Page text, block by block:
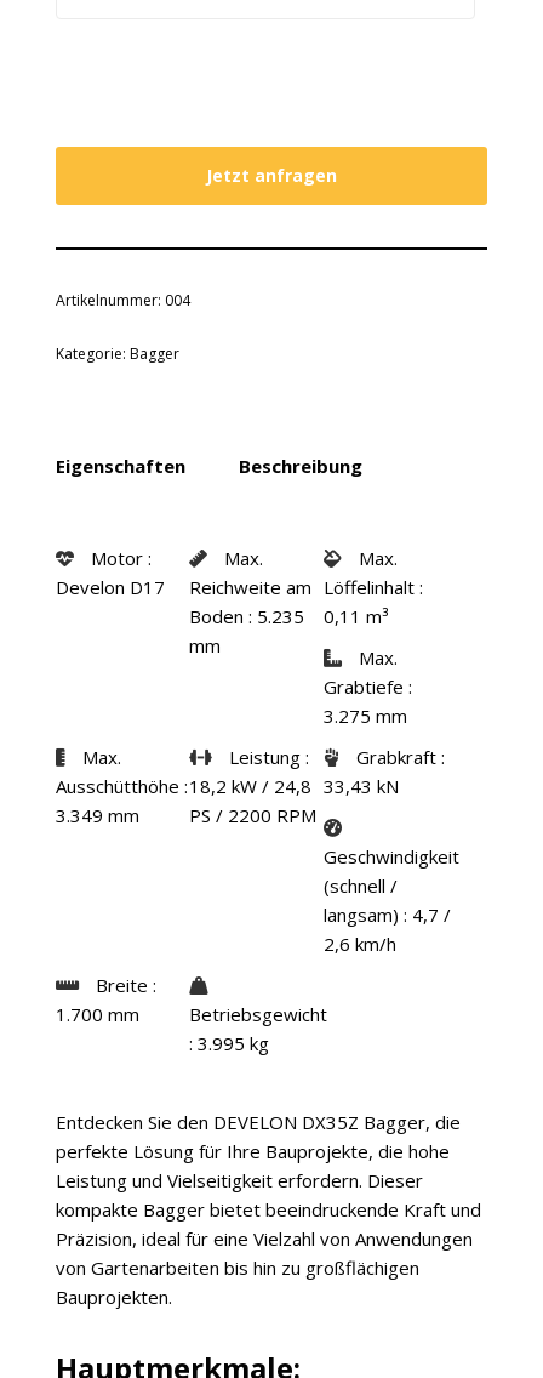
Jetzt anfragen
Artikelnummer: 004
Kategorie:Bagger
Eigenschaften Beschreibung
Motor :
Develon D17
Max.
Reichweite am
Boden : 5.235
mm
Max.
Löffelinhalt :
0,11 m³
Max.
Grabtiefe :
3.275 mm
Max.
Ausschütthöhe :
3.349 mm
Leistung :
18,2 kW / 24,8
PS / 2200 RPM
Grabkraft :
33,43 kN
Geschwindigkeit
(schnell /
langsam) : 4,7 /
2,6 km/h
Breite :
1.700 mm
Betriebsgewicht
: 3.995 kg
Entdecken Sie den DEVELON DX35Z Bagger, die
perfekte Lösung für Ihre Bauprojekte, die hohe
Leistung und Vielseitigkeit erfordern. Dieser
kompakte Bagger bietet beeindruckende Kraft und
Präzision, ideal für eine Vielzahl von Anwendungen
von Gartenarbeiten bis hin zu großflächigen
Bauprojekten.
Hauptmerkmale: